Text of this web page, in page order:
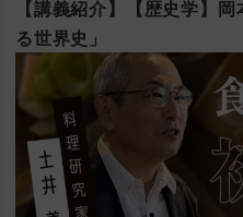
【講義紹介】【歴史学】
る世界史」